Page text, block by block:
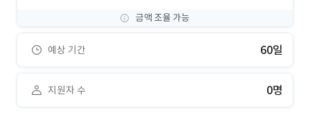
금액 조율 가능
예상 기간 60일
지원자 수 0명